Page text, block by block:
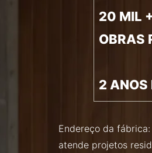
20 MIL
OBRAS
2 ANOS
Endereço da
atende projetos